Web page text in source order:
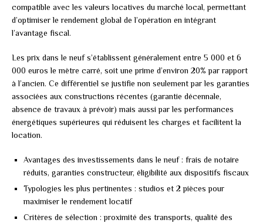
compatible avec les valeurs locatives du marché local, permettant
d’optimiser le rendement global de l’opération en intégrant
l’avantage fiscal.
Les prix dans le neuf s’établissent généralement entre 5 000 et 6
000 euros le mètre carré, soit une prime d’environ 20% par rapport
à l’ancien. Ce différentiel se justifie non seulement par les garanties
associées aux constructions récentes (garantie décennale,
absence de travaux à prévoir) mais aussi par les performances
énergétiques supérieures qui réduisent les charges et facilitent la
location.
Avantages des investissements dans le neuf : frais de notaire
réduits, garanties constructeur, éligibilité aux dispositifs fiscaux
Typologies les plus pertinentes : studios et 2 pièces pour
maximiser le rendement locatif
Critères de sélection : proximité des transports, qualité des